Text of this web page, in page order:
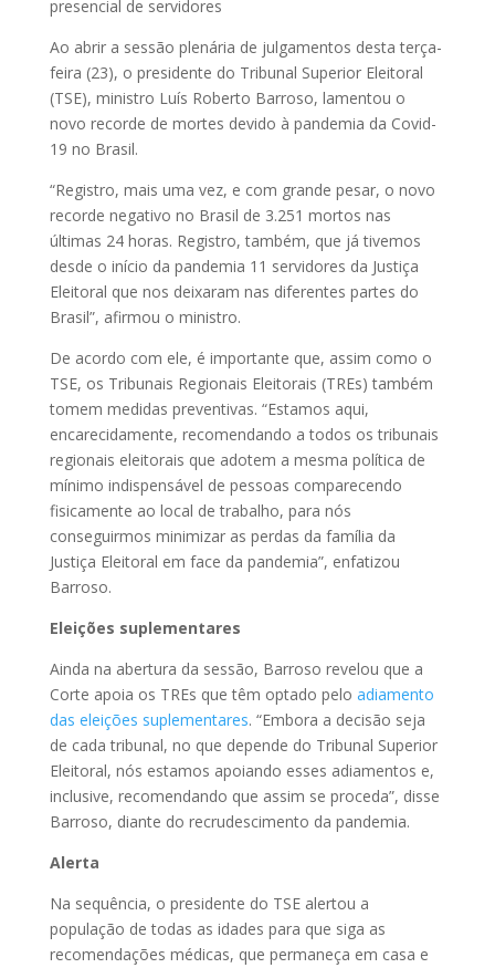
presencial de servidores
Ao abrir a sessão plenária de julgamentos desta terça-
feira (23), o presidente do Tribunal Superior Eleitoral
(TSE), ministro Luís Roberto Barroso, lamentou o
novo recorde de mortes devido à pandemia da Covid-
19 no Brasil.
“Registro, mais uma vez, e com grande pesar, o novo
recorde negativo no Brasil de 3.251 mortos nas
últimas 24 horas. Registro, também, que já tivemos
desde o início da pandemia 11 servidores da Justiça
Eleitoral que nos deixaram nas diferentes partes do
Brasil”, afirmou o ministro.
De acordo com ele, é importante que, assim como o
TSE, os Tribunais Regionais Eleitorais (TREs) também
tomem medidas preventivas. “Estamos aqui,
encarecidamente, recomendando a todos os tribunais
regionais eleitorais que adotem a mesma política de
mínimo indispensável de pessoas comparecendo
fisicamente ao local de trabalho, para nós
conseguirmos minimizar as perdas da família da
Justiça Eleitoral em face da pandemia”, enfatizou
Barroso.
Eleições suplementares
Ainda na abertura da sessão, Barroso revelou que a
Corte apoia os TREs que têm optado pelo adiamento
das eleições suplementares. “Embora a decisão seja
de cada tribunal, no que depende do Tribunal Superior
Eleitoral, nós estamos apoiando esses adiamentos e,
inclusive, recomendando que assim se proceda”, disse
Barroso, diante do recrudescimento da pandemia.
Alerta
Na sequência, o presidente do TSE alertou a
população de todas as idades para que siga as
recomendações médicas, que permaneça em casa e